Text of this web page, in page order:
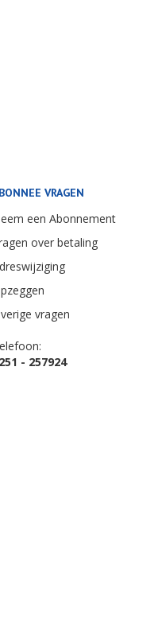
VRAGEN
een Abonnement
over betaling
vragen
- 257924